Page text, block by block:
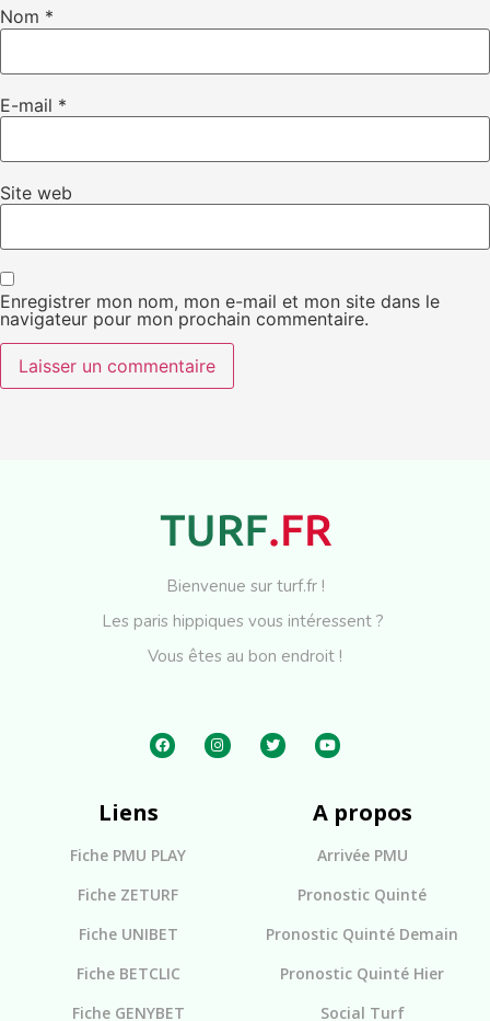
Nom *
E-mail *
Site web
Enregistrer mon nom, mon e-mail et mon site dans le
navigateur pour mon prochain commentaire.
Bienvenue sur turf.fr !
Les paris hippiques vous intéressent ?
Vous êtes au bon endroit !
Liens
Fiche PMU PLAY
Fiche ZETURF
Fiche UNIBET
Fiche BETCLIC
Fiche GENYBET
A propos
Arrivée PMU
Pronostic Quinté
Pronostic Quinté Demain
Pronostic Quinté Hier
Social Turf